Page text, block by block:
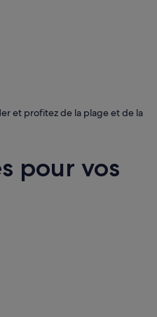
et profitez de la plage et de la
pour vos